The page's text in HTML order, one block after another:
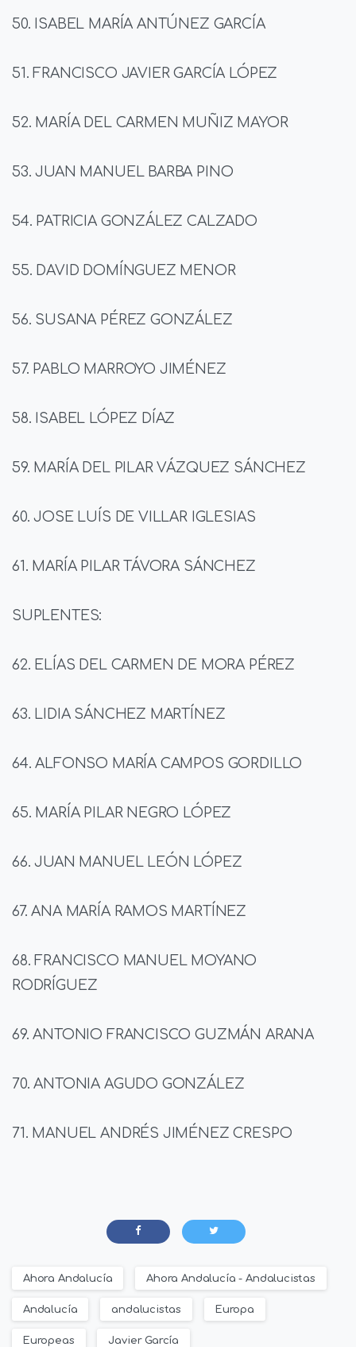
50. ISABEL MARÍA ANTÚNEZ GARCÍA
51. FRANCISCO JAVIER GARCÍA LÓPEZ
52. MARÍA DEL CARMEN MUÑIZ MAYOR
53. JUAN MANUEL BARBA PINO
54. PATRICIA GONZÁLEZ CALZADO
55. DAVID DOMÍNGUEZ MENOR
56. SUSANA PÉREZ GONZÁLEZ
57. PABLO MARROYO JIMÉNEZ
58. ISABEL LÓPEZ DÍAZ
59. MARÍA DEL PILAR VÁZQUEZ SÁNCHEZ
60. JOSE LUÍS DE VILLAR IGLESIAS
61. MARÍA PILAR TÁVORA SÁNCHEZ
SUPLENTES:
62. ELÍAS DEL CARMEN DE MORA PÉREZ
63. LIDIA SÁNCHEZ MARTÍNEZ
64. ALFONSO MARÍA CAMPOS GORDILLO
65. MARÍA PILAR NEGRO LÓPEZ
66. JUAN MANUEL LEÓN LÓPEZ
67. ANA MARÍA RAMOS MARTÍNEZ
68. FRANCISCO MANUEL MOYANO
RODRÍGUEZ
69. ANTONIO FRANCISCO GUZMÁN ARANA
70. ANTONIA AGUDO GONZÁLEZ
71. MANUEL ANDRÉS JIMÉNEZ CRESPO
Ahora Andalucía Ahora Andalucía - Andalucistas
Andalucía andalucistas Europa
Europeas Javier García